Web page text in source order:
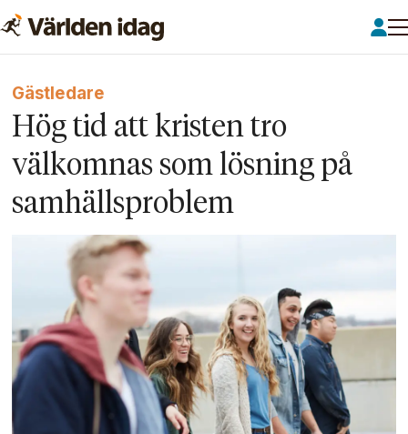
Gästledare
Hög tid att kristen tro
välkomnas som lösning på
samhälls­problem